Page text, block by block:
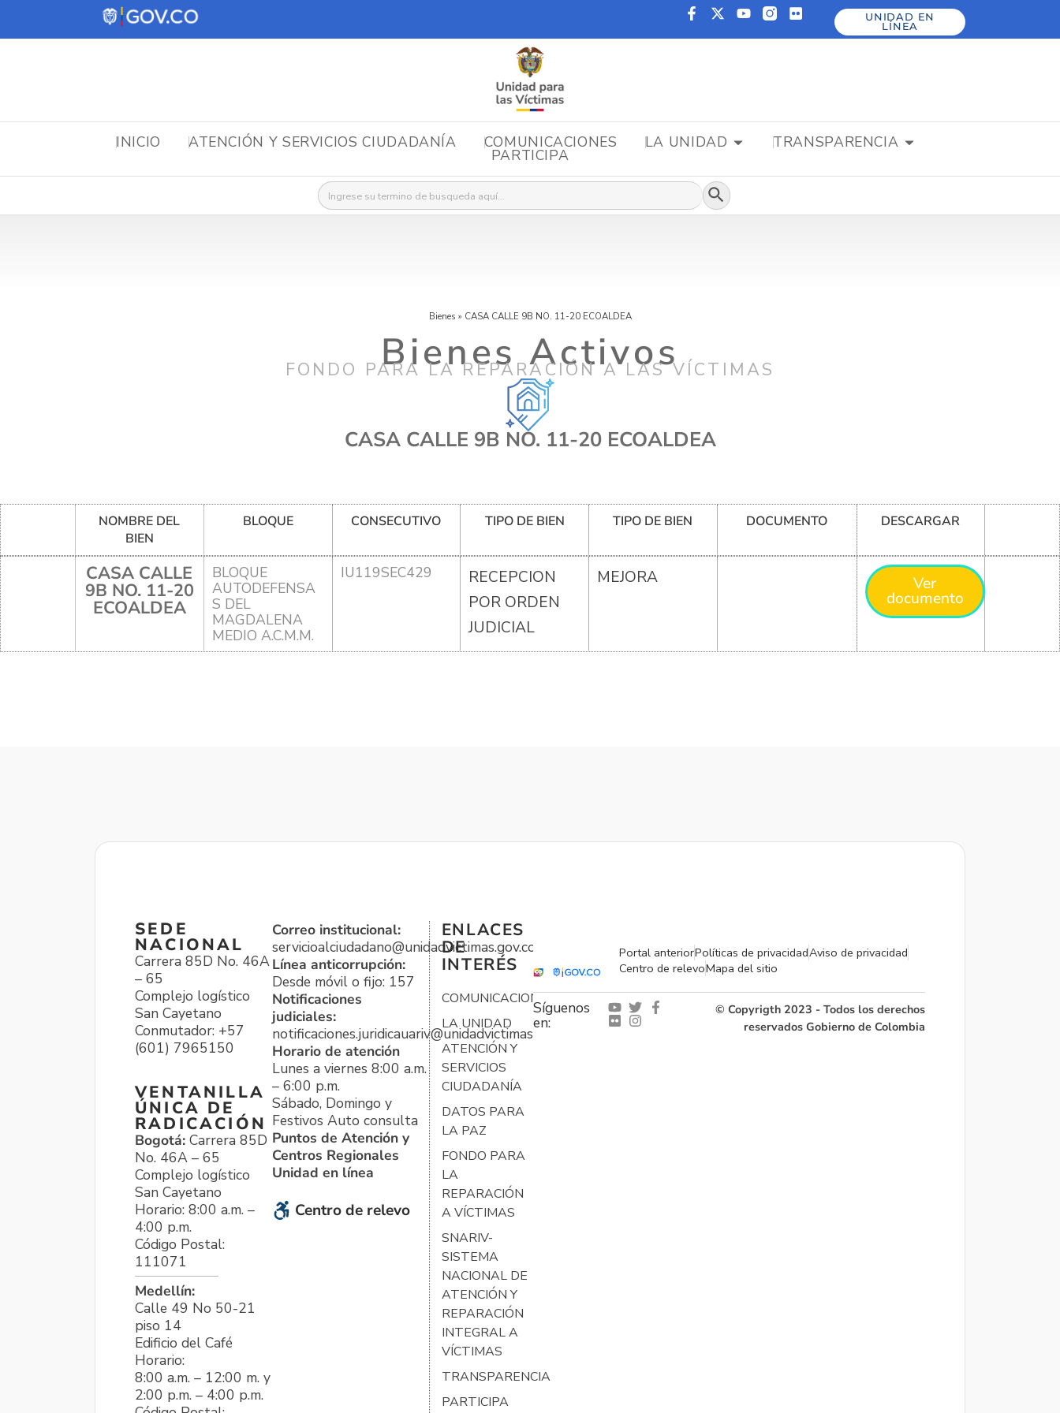
UNIDAD EN
LÍNEA
INICIO ATENCIÓN Y SERVICIOS CIUDADANÍA COMUNICACIONES LA UNIDAD TRANSPARENCIA
PARTICIPA
Buscar: Botón de búsqueda
Bienes » CASA CALLE 9B NO. 11-20 ECOALDEA
Bienes Activos
FONDO PARA LA REPARACIÓN A LAS VÍCTIMAS
CASA CALLE 9B NO. 11-20 ECOALDEA
NOMBRE DEL
BIEN
BLOQUE CONSECUTIVO TIPO DE BIEN TIPO DE BIEN DOCUMENTO DESCARGAR
CASA CALLE
9B NO. 11-20
ECOALDEA
BLOQUE
AUTODEFENSA
S DEL
MAGDALENA
MEDIO A.C.M.M.
IU119SEC429
RECEPCION
POR ORDEN
JUDICIAL
MEJORA Ver
documento
SEDE
NACIONAL
Carrera 85D No. 46A
– 65
Complejo logístico
San Cayetano
Conmutador: +57
(601) 7965150
VENTANILLA
ÚNICA DE
RADICACIÓN
Bogotá: Carrera 85D
No. 46A – 65
Complejo logístico
San Cayetano
Horario: 8:00 a.m. –
4:00 p.m.
Código Postal:
111071
Medellín:
Calle 49 No 50-21
piso 14
Edificio del Café
Horario:
8:00 a.m. – 12:00 m. y
2:00 p.m. – 4:00 p.m.
Correo institucional:
servicioalciudadano@unidadvictimas.gov.co
Línea anticorrupción:
Desde móvil o fijo: 157
Notificaciones
judiciales:
notificaciones.juridicauariv@unidadvictimas.gov.co
Horario de atención
Lunes a viernes 8:00 a.m.
– 6:00 p.m.
Sábado, Domingo y
Festivos Auto consulta
Puntos de Atención y
Centros Regionales
Unidad en línea
Centro de relevo
ENLACES
DE
INTERÉS
COMUNICACIONES
LA UNIDAD
ATENCIÓN Y
SERVICIOS
CIUDADANÍA
DATOS PARA
LA PAZ
FONDO PARA
LA
REPARACIÓN
A VÍCTIMAS
SNARIV-
SISTEMA
NACIONAL DE
ATENCIÓN Y
REPARACIÓN
INTEGRAL A
VÍCTIMAS
TRANSPARENCIA
PARTICIPA
Portal anteriorPolíticas de privacidadAviso de privacidad
Centro de relevoMapa del sitio
Síguenos
en:
© Copyrigth 2023 - Todos los derechos
reservados Gobierno de Colombia